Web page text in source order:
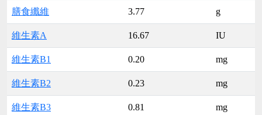
膳食纖維 3.77 g
維生素A 16.67 IU
維生素B1 0.20 mg
維生素B2 0.23 mg
維生素B3 0.81 mg